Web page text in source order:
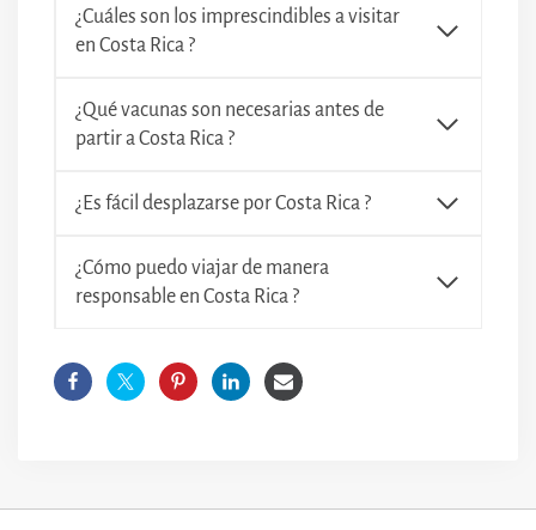
¿Cuáles son los imprescindibles a visitar
en Costa Rica ?
¿Qué vacunas son necesarias antes de
partir a Costa Rica ?
¿Es fácil desplazarse por Costa Rica ?
¿Cómo puedo viajar de manera
responsable en Costa Rica ?